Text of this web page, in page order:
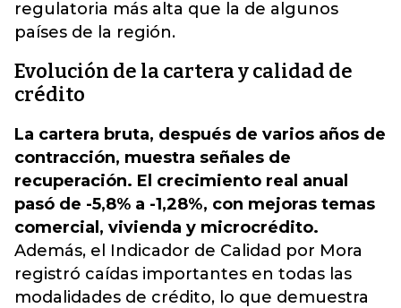
regulatoria más alta que la de algunos
países de la región.
Evolución de la cartera y calidad de
crédito
La cartera bruta, después de varios años de
contracción, muestra señales de
recuperación. El crecimiento real anual
pasó de -5,8% a -1,28%, con mejoras temas
comercial, vivienda y microcrédito.
Además, el Indicador de Calidad por Mora
registró caídas importantes en todas las
modalidades de crédito, lo que demuestra